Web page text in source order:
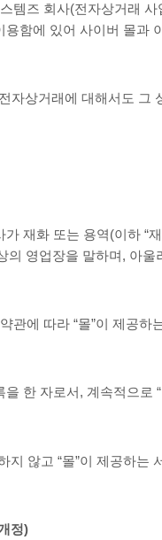
템즈 회사(전자상거래
용함에 있어 사이버 몰
자상거래에 대해서도 그
재화 또는 용역(이하 “
의 영업장을 말하며, 아
관에 따라 “몰”이 제공
을 한 자로서, 계속적으
지 않고 “몰”이 제공하는
정)